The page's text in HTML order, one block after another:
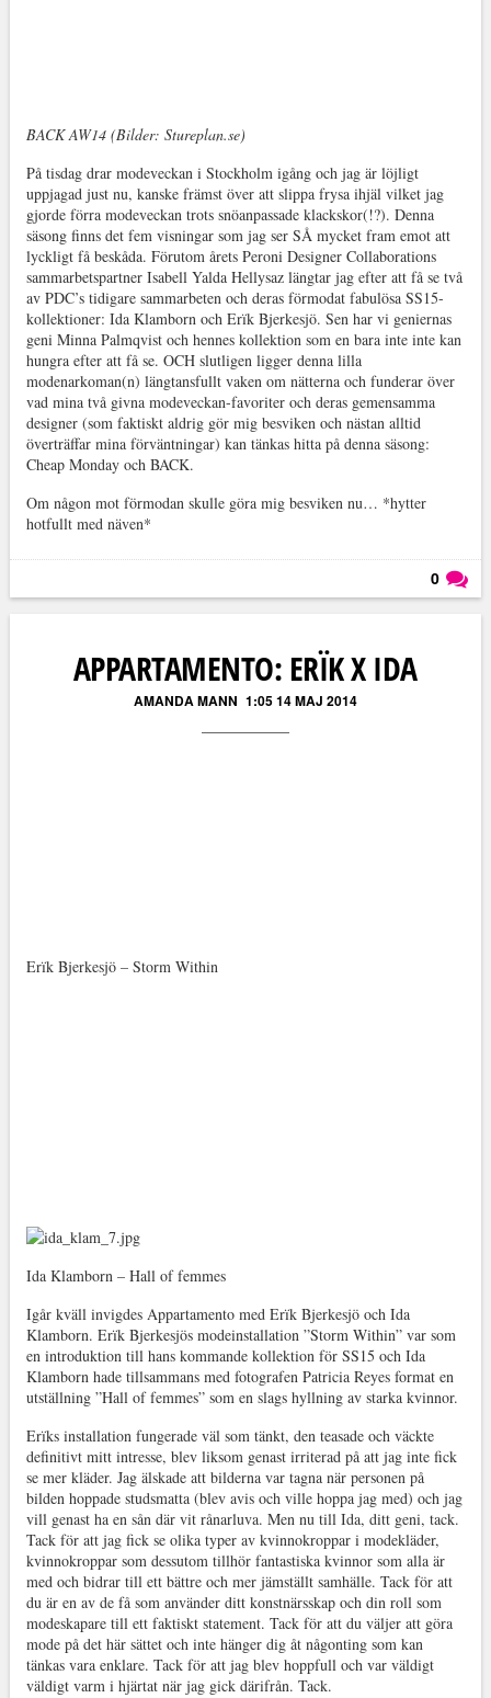
BACK AW14 (Bilder: Stureplan.se)
På tisdag drar modeveckan i Stockholm igång och jag är löjligt
uppjagad just nu, kanske främst över att slippa frysa ihjäl vilket jag
gjorde förra modeveckan trots snöanpassade klackskor(!?). Denna
säsong finns det fem visningar som jag ser SÅ mycket fram emot att
lyckligt få beskåda. Förutom årets Peroni Designer Collaborations
sammarbetspartner Isabell Yalda Hellysaz längtar jag efter att få se två
av PDC’s tidigare sammarbeten och deras förmodat fabulösa SS15-
kollektioner: Ida Klamborn och Erïk Bjerkesjö. Sen har vi geniernas
geni Minna Palmqvist och hennes kollektion som en bara inte inte kan
hungra efter att få se. OCH slutligen ligger denna lilla
modenarkoman(n) längtansfullt vaken om nätterna och funderar över
vad mina två givna modeveckan-favoriter och deras gemensamma
designer (som faktiskt aldrig gör mig besviken och nästan alltid
överträffar mina förväntningar) kan tänkas hitta på denna säsong:
Cheap Monday och BACK.
Om någon mot förmodan skulle göra mig besviken nu… *hytter
hotfullt med näven*
0
APPARTAMENTO: ERÏK X IDA
AMANDA MANN 1:05 14 MAJ 2014
Erïk Bjerkesjö – Storm Within
Ida Klamborn – Hall of femmes
Igår kväll invigdes Appartamento med Erïk Bjerkesjö och Ida
Klamborn. Erïk Bjerkesjös modeinstallation ”Storm Within” var som
en introduktion till hans kommande kollektion för SS15 och Ida
Klamborn hade tillsammans med fotografen Patricia Reyes format en
utställning ”Hall of femmes” som en slags hyllning av starka kvinnor.
Erïks installation fungerade väl som tänkt, den teasade och väckte
definitivt mitt intresse, blev liksom genast irriterad på att jag inte fick
se mer kläder. Jag älskade att bilderna var tagna när personen på
bilden hoppade studsmatta (blev avis och ville hoppa jag med) och jag
vill genast ha en sån där vit rånarluva. Men nu till Ida, ditt geni, tack.
Tack för att jag fick se olika typer av kvinnokroppar i modekläder,
kvinnokroppar som dessutom tillhör fantastiska kvinnor som alla är
med och bidrar till ett bättre och mer jämställt samhälle. Tack för att
du är en av de få som använder ditt konstnärsskap och din roll som
modeskapare till ett faktiskt statement. Tack för att du väljer att göra
mode på det här sättet och inte hänger dig åt någonting som kan
tänkas vara enklare. Tack för att jag blev hoppfull och var väldigt
väldigt varm i hjärtat när jag gick därifrån. Tack.